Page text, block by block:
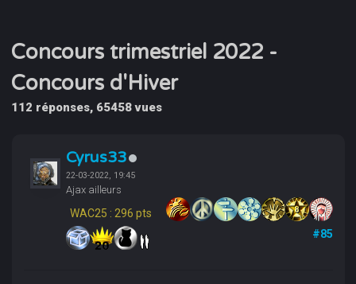
Concours trimestriel 2022 -
Concours d'Hiver
112 réponses, 65458 vues
Cyrus33
22-03-2022, 19:45
Ajax ailleurs
WAC25 : 296 pts
#85